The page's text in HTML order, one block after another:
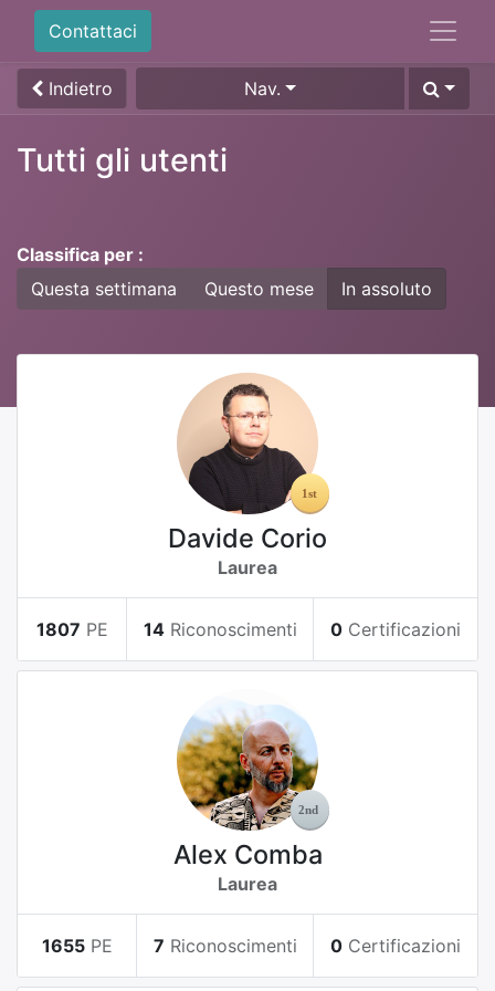
Contattaci
Indietro Nav.
Tutti gli utenti
Classifica per :
Questa settimana
Questo mese In assoluto
Davide Corio
Laurea
1807 PE 14 Riconoscimenti 0 Certificazioni
Alex Comba
Laurea
1655 PE 7 Riconoscimenti 0 Certificazioni